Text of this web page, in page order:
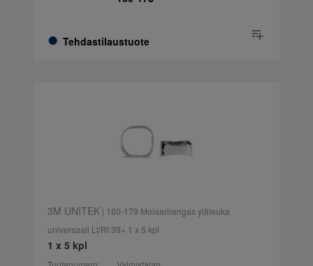
Tehdastilaustuote
3M UNITEK| 160-179 Molaarirengas yläleuka
universaali Lt/Rt 39+ 1 x 5 kpl
1 x 5 kpl